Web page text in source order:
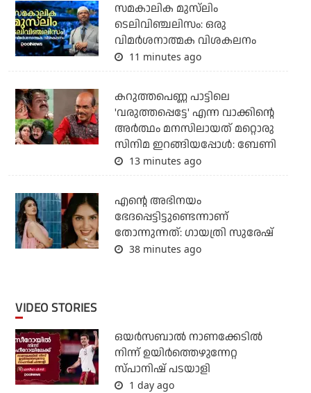
സമകാലിക മുസ്‌ലിം
ടെലിവിഞ്ചലിസം: ഒരു
വിമര്‍ശനാത്മക വിശകലനം
11 minutes ago
കറുത്തപെണ്ണ പാട്ടിലെ
'വരുത്തപ്പെട്ടേ' എന്ന വാക്കിന്റെ
അർത്ഥം മനസിലായത് മറ്റൊരു
സിനിമ ഇറങ്ങിയപ്പോൾ: ബേണി
13 minutes ago
എന്റെ അഭിനയം
ഭേദപ്പെട്ടിട്ടുണ്ടെന്നാണ്
തോന്നുന്നത്: ഗായത്രി സുരേഷ്
38 minutes ago
VIDEO STORIES
ഒയര്‍സബാൽ നാണക്കേടിൽ
നിന്ന് ഉയിർത്തെഴുന്നേറ്റ
സ്പാനിഷ് പടയാളി
1 day ago